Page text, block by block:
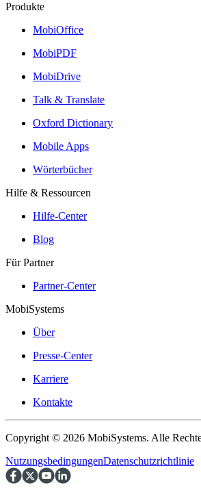
Produkte
MobiOffice
MobiPDF
MobiDrive
Talk & Translate
Oxford Dictionary
Mobile Apps
Wörterbücher
Hilfe & Ressourcen
Hilfe-Center
Blog
Für Partner
Partner-Center
MobiSystems
Über
Presse-Center
Karriere
Kontakte
Copyright © 2026 MobiSystems. Alle
NutzungsbedingungenDatenschutzrichtlinie